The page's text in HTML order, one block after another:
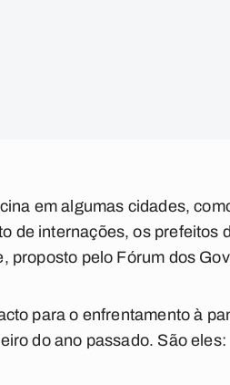
em algumas cidades,
de internações, os prefeitos
proposto pelo Fórum dos
para o enfrentamento à
do ano passado. São eles: